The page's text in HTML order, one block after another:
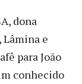
dona
Lâmina e
para João
conhecido